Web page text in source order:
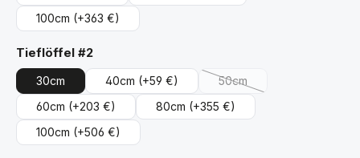
100cm (+363 €)
Tieflöffel #2auswählen
30cm 40cm (+59 €) 50cm
(Diese Option ist zurzeit
60cm (+203 €) 80cm (+355 €)
100cm (+506 €)